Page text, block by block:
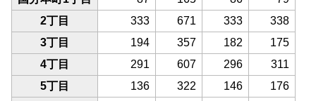
2丁目
333 671 333
338
3丁目
194 357 182
175
4丁目
291 607 296
311
5丁目
136 322 146
176